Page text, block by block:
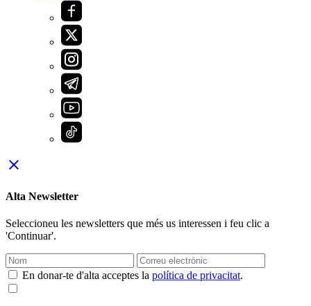
close
Alta Newsletter
Seleccioneu les newsletters que més us interessen i feu clic a
'Continuar'.
En donar-te d'alta acceptes la política de privacitat.